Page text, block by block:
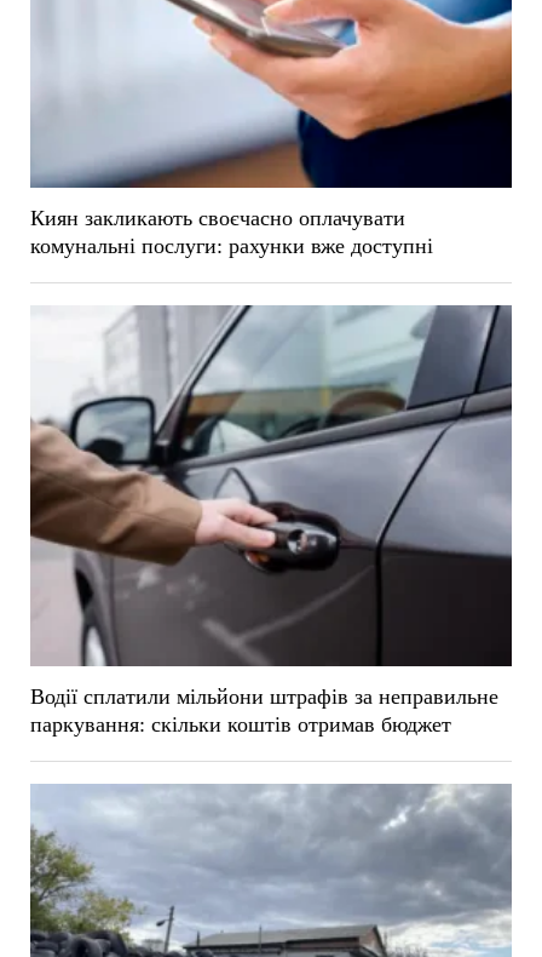
Киян закликають своєчасно оплачувати
комунальні послуги: рахунки вже доступні
Водії сплатили мільйони штрафів за неправильне
паркування: скільки коштів отримав бюджет